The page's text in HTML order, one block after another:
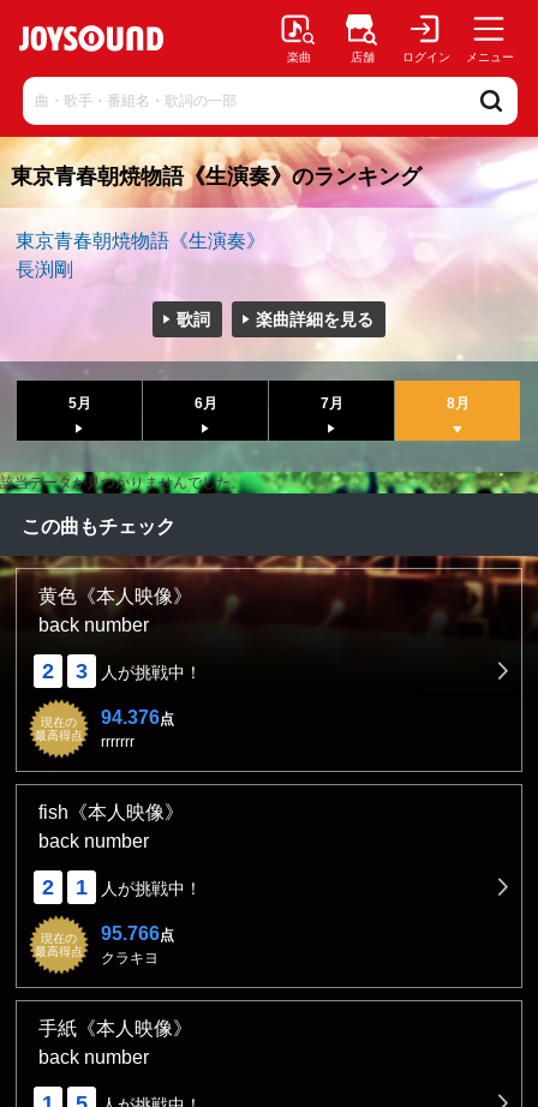
楽曲 店舗 ログイン メニュー
東京青春朝焼物語《生演奏》のランキング
東京青春朝焼物語《生演奏》
長渕剛
歌詞 楽曲詳細を見る
5月 6月 7月 8月
該当データが見つかりませんでした。
この曲もチェック
黄色《本人映像》
back number
2 3 人が挑戦中！
現在の
最高得点
94.376点
rrrrrrr
fish《本人映像》
back number
2 1 人が挑戦中！
現在の
最高得点
95.766点
クラキヨ
手紙《本人映像》
back number